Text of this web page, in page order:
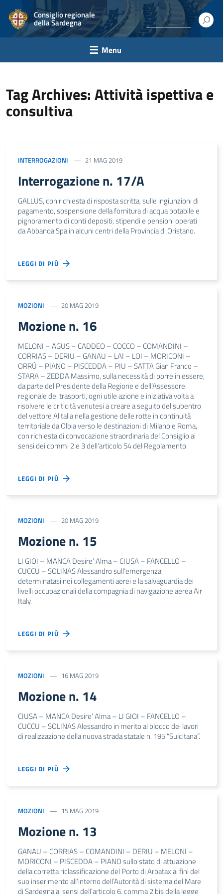
Consiglio regionale
della Sardegna
Menu
Tag Archives: Attività ispettiva e
consultiva
INTERROGAZIONI 21 MAG 2019
Interrogazione n. 17/A
GALLUS, con richiesta di risposta scritta, sulle ingiunzioni di
pagamento, sospensione della fornitura di acqua potabile e
pignoramento di conti depositi, stipendi e pensioni operati
da Abbanoa Spa in alcuni centri della Provincia di Oristano.
LEGGI DI PIÙ
MOZIONI 20 MAG 2019
Mozione n. 16
MELONI – AGUS – CADDEO – COCCO – COMANDINI –
CORRIAS – DERIU – GANAU – LAI – LOI – MORICONI –
ORRÙ – PIANO – PISCEDDA – PIU – SATTA Gian Franco –
STARA – ZEDDA Massimo, sulla necessità di porre in essere,
da parte del Presidente della Regione e dell’Assessore
regionale dei trasporti, ogni utile azione e iniziativa volta a
risolvere le criticità venutesi a creare a seguito del subentro
del vettore Alitalia nella gestione delle rotte in continuità
territoriale da Olbia verso le destinazioni di Milano e Roma,
con richiesta di convocazione straordinaria del Consiglio ai
sensi dei commi 2 e 3 dell’articolo 54 del Regolamento.
LEGGI DI PIÙ
MOZIONI 20 MAG 2019
Mozione n. 15
LI GIOI – MANCA Desire’ Alma – CIUSA – FANCELLO –
CUCCU – SOLINAS Alessandro sull’emergenza
determinatasi nei collegamenti aerei e la salvaguardia dei
livelli occupazionali della compagnia di navigazione aerea Air
Italy.
LEGGI DI PIÙ
MOZIONI 16 MAG 2019
Mozione n. 14
CIUSA – MANCA Desire’ Alma – LI GIOI – FANCELLO –
CUCCU – SOLINAS Alessandro in merito al blocco dei lavori
di realizzazione della nuova strada statale n. 195 “Sulcitana”.
LEGGI DI PIÙ
MOZIONI 15 MAG 2019
Mozione n. 13
GANAU – CORRIAS – COMANDINI – DERIU – MELONI –
MORICONI – PISCEDDA – PIANO sullo stato di attuazione
della corretta riclassificazione del Porto di Arbatax ai fini del
suo inserimento all’interno dell’Autorità di sistema del Mare
di Sardegna ai sensi dell’articolo 6, comma 2 bis della legge